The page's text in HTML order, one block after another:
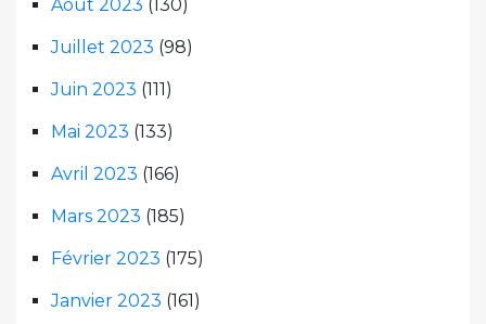
Août 2023 (130)
Juillet 2023 (98)
Juin 2023 (111)
Mai 2023 (133)
Avril 2023 (166)
Mars 2023 (185)
Février 2023 (175)
Janvier 2023 (161)